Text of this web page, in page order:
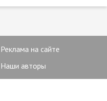
Реклама на сайте
Наши авторы